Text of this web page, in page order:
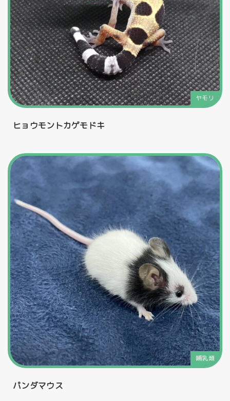
ヤモリ
ヒョウモントカゲモドキ
哺乳類
パンダマウス